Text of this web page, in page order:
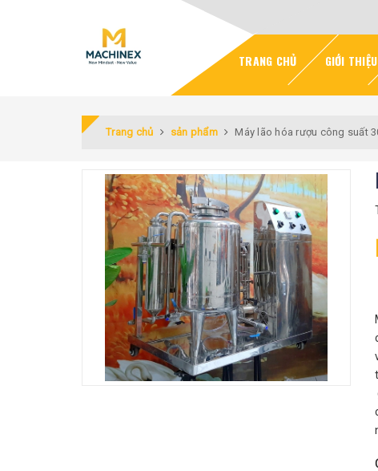
TRANG CHỦ GIỚI THIỆU
Trang chủ sản phẩm Máy lão hóa rượu công suất